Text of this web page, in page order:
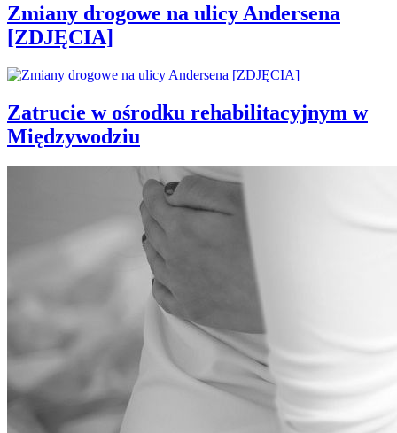
Zmiany drogowe na ulicy Andersena
[ZDJĘCIA]
Zatrucie w ośrodku rehabilitacyjnym w
Międzywodziu